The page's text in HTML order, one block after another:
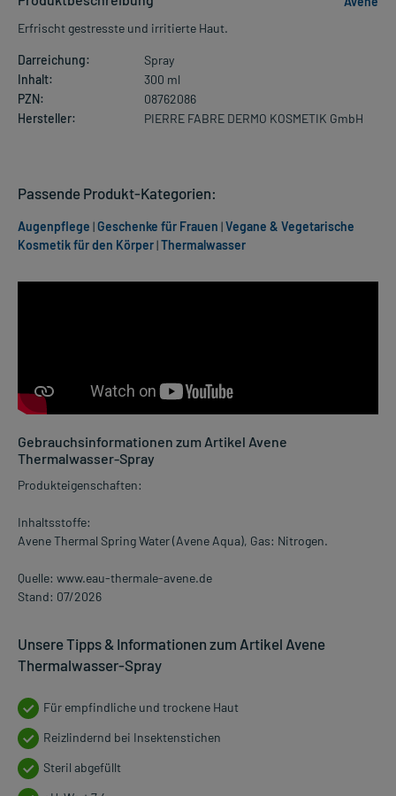
Erfrischt gestresste und irritierte Haut.
Darreichung:
Spray
Inhalt:
300 ml
PZN:
08762086
Hersteller:
PIERRE FABRE DERMO KOSMETIK GmbH
Gebrauchsinformationen zum Artikel Avene
Thermalwasser-Spray
Produkteigenschaften:
Inhaltsstoffe:
Avene Thermal Spring Water (Avene Aqua), Gas: Nitrogen.
Quelle: www.eau-thermale-avene.de
Stand: 07/2026
Unsere Tipps & Informationen zum Artikel Avene
Thermalwasser-Spray
Für empfindliche und trockene Haut
Reizlindernd bei Insektenstichen
Steril abgefüllt
Passende Produkt-Kategorien:
Augenpflege |Geschenke für Frauen |Vegane & Vegetarische
Kosmetik für den Körper|Thermalwasser